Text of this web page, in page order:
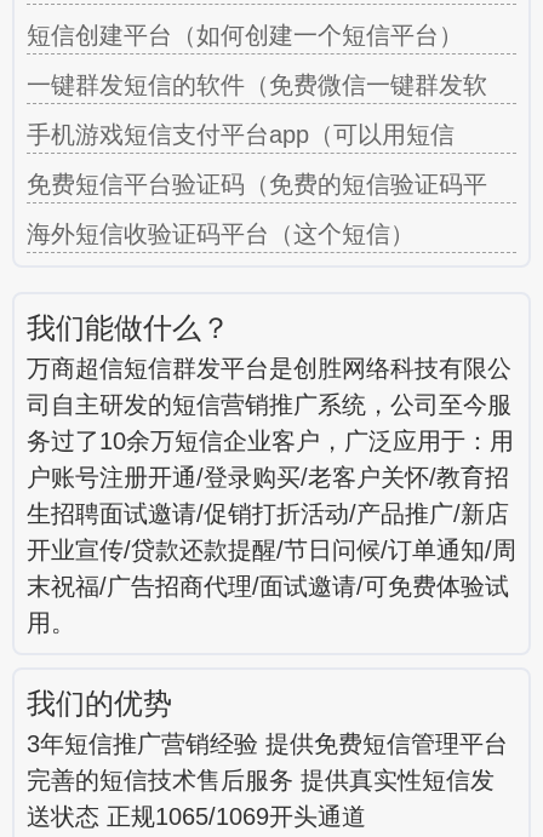
短信创建平台（如何创建一个短信平台）
一键群发短信的软件（免费微信一键群发软
手机游戏短信支付平台app（可以用短信
免费短信平台验证码（免费的短信验证码平
海外短信收验证码平台（这个短信）
我们能做什么？
万商超信短信群发平台是创胜网络科技有限公
司自主研发的短信营销推广系统，公司至今服
务过了10余万短信企业客户，广泛应用于：用
户账号注册开通/登录购买/老客户关怀/教育招
生招聘面试邀请/促销打折活动/产品推广/新店
开业宣传/贷款还款提醒/节日问候/订单通知/周
末祝福/广告招商代理/面试邀请/可免费体验试
用。
我们的优势
3年短信推广营销经验 提供免费短信管理平台
完善的短信技术售后服务 提供真实性短信发
送状态 正规1065/1069开头通道